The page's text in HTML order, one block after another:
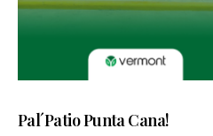
Pal´Patio Punta Cana!